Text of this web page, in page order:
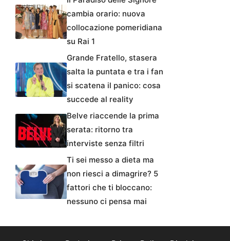
cambia orario: nuova
collocazione pomeridiana
su Rai 1
Grande Fratello, stasera
salta la puntata e tra i fan
si scatena il panico: cosa
succede al reality
Belve riaccende la prima
serata: ritorno tra
interviste senza filtri
Ti sei messo a dieta ma
non riesci a dimagrire? 5
fattori che ti bloccano:
nessuno ci pensa mai